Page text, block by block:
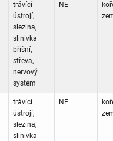
trávící
ústrojí,
slezina,
slinivka
břišní,
střeva,
nervový
systém
NE
trávící
ústrojí,
slezina,
slinivka
NE